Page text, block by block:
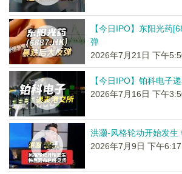
【今日IPO】东阳光药
弹
2026年7月21日 下午
【今日IPO】铂科电子
2026年7月16日 下午
洪灏-风格轮动开始发生
2026年7月9日 下午6:17